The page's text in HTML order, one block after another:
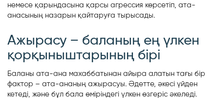
немесе қарындасына қарсы агрессия көрсетіп, ата-
анасының назарын қайтаруға тырысады.
Ажырасу – баланың ең үлкен
қорқыныштарының бірі
Баланы ата-ана махаббатынан айыра алатын тағы бір
фактор – ата-ананың ажырасуы. Әдетте, әкесі үйден
кетеді, және бұл бала өміріндегі үлкен өзгеріс әкеледі.